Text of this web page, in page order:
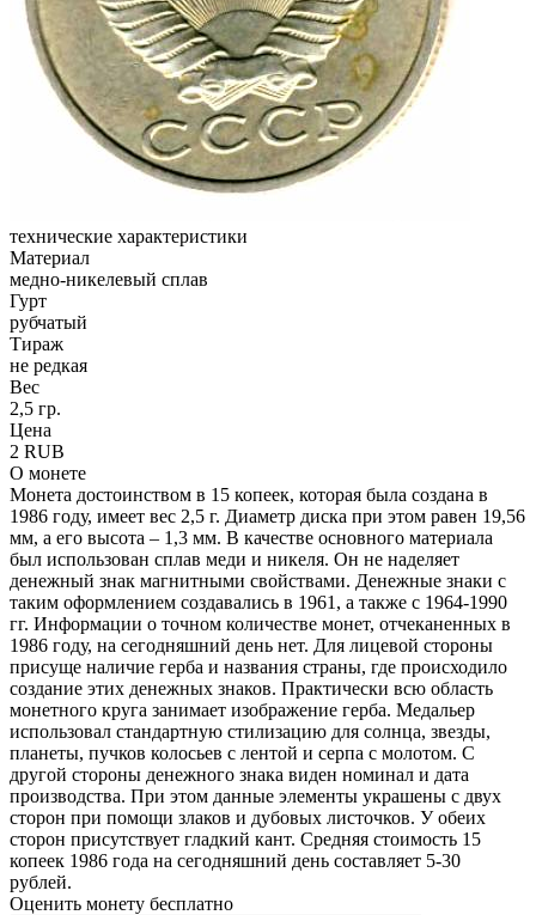
технические характеристики
Материал
медно-никелевый сплав
Гурт
рубчатый
Тираж
не редкая
Вес
2,5 гр.
Цена
2 RUB
О монете
Монета достоинством в 15 копеек, которая была создана в
1986 году, имеет вес 2,5 г. Диаметр диска при этом равен 19,56
мм, а его высота – 1,3 мм. В качестве основного материала
был использован сплав меди и никеля. Он не наделяет
денежный знак магнитными свойствами. Денежные знаки с
таким оформлением создавались в 1961, а также с 1964-1990
гг. Информации о точном количестве монет, отчеканенных в
1986 году, на сегодняшний день нет. Для лицевой стороны
присуще наличие герба и названия страны, где происходило
создание этих денежных знаков. Практически всю область
монетного круга занимает изображение герба. Медальер
использовал стандартную стилизацию для солнца, звезды,
планеты, пучков колосьев с лентой и серпа с молотом. С
другой стороны денежного знака виден номинал и дата
производства. При этом данные элементы украшены с двух
сторон при помощи злаков и дубовых листочков. У обеих
сторон присутствует гладкий кант. Средняя стоимость 15
копеек 1986 года на сегодняшний день составляет 5-30
рублей.
Оценить монету бесплатно